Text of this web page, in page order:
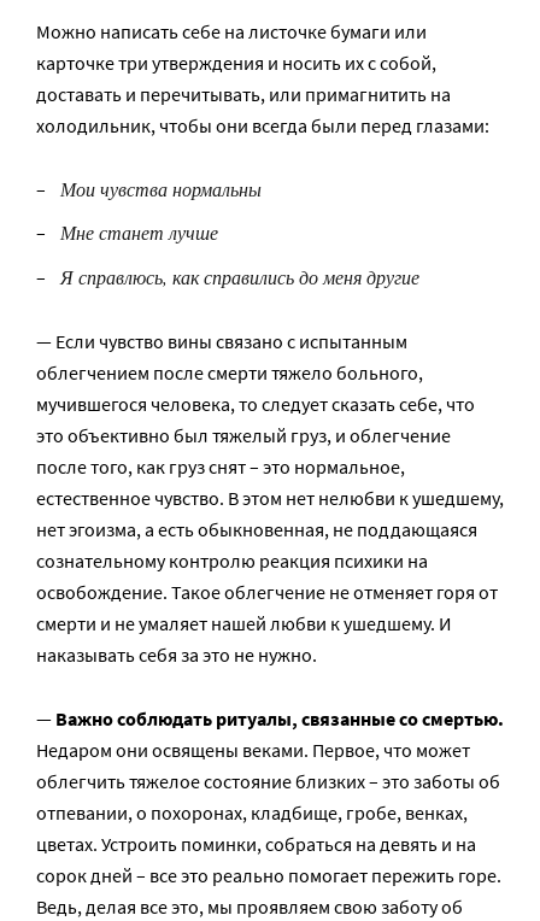
Можно написать себе на листочке бумаги или
карточке три утверждения и носить их с собой,
доставать и перечитывать, или примагнитить на
холодильник, чтобы они всегда были перед глазами:
Мои чувства нормальны
Мне станет лучше
Я справлюсь, как справились до меня другие
— Если чувство вины связано с испытанным
облегчением после смерти тяжело больного,
мучившегося человека, то следует сказать себе, что
это объективно был тяжелый груз, и облегчение
после того, как груз снят – это нормальное,
естественное чувство. В этом нет нелюбви к ушедшему,
нет эгоизма, а есть обыкновенная, не поддающаяся
сознательному контролю реакция психики на
освобождение. Такое облегчение не отменяет горя от
смерти и не умаляет нашей любви к ушедшему. И
наказывать себя за это не нужно.
— Важно соблюдать ритуалы, связанные со смертью.
Недаром они освящены веками. Первое, что может
облегчить тяжелое состояние близких – это заботы об
отпевании, о похоронах, кладбище, гробе, венках,
цветах. Устроить поминки, собраться на девять и на
сорок дней – все это реально помогает пережить горе.
Ведь, делая все это, мы проявляем свою заботу об